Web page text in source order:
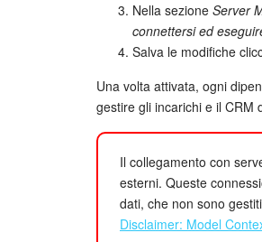
Nella sezione Server
connettersi ed
Salva le modifiche
Una volta attivata, ogni
gestire gli incarichi e il CRM
Il collegamento con
esterni. Queste
dati, che non sono
Disclaimer: Model